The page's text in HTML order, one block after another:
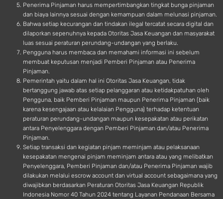
Penerima Pinjaman harus mempertimbangkan tingkat bunga pinjaman
dan biaya lainnya sesuai dengan kemampuan dalam melunasi pinjaman.
Bahwa setiap kecurangan dan tindakan ilegal tercatat secara digital dan
dilaporkan sepenuhnya kepada Otoritas Jasa Keuangan dan masyarakat
luas sesuai peraturan perundang-undangan yang berlaku.
Pengguna harus membaca dan memahami informasi ini sebelum
membuat keputusan menjadi Pemberi Pinjaman atau Penerima
Pinjaman.
Pemerintah yaitu dalam hal ini Otoritas Jasa Keuangan, tidak
bertanggung jawab atas setiap pelanggaran atau ketidakpatuhan oleh
Pengguna, baik Pemberi Pinjaman maupun Penerima Pinjaman (baik
karena kesengajaan atau kelalaian Pengguna) terhadap ketentuan
peraturan perundang-undangan maupun kesepakatan atau perikatan
antara Penyelenggara dengan Pemberi Pinjaman dan/atau Penerima
Pinjaman.
Setiap transaksi dan kegiatan pinjam meminjam atau pelaksanaan
kesepakatan mengenai pinjam meminjam antara atau yang melibatkan
Penyelenggara, Pemberi Pinjaman dan/atau Penerima Pinjaman wajib
dilakukan melalui escrow account dan virtual account sebagaimana yang
diwajibkan berdasarkan Peraturan Otoritas Jasa Keuangan Republik
Indonesia Nomor 40 Tahun 2024 tentang Layanan Pendanaan Bersama